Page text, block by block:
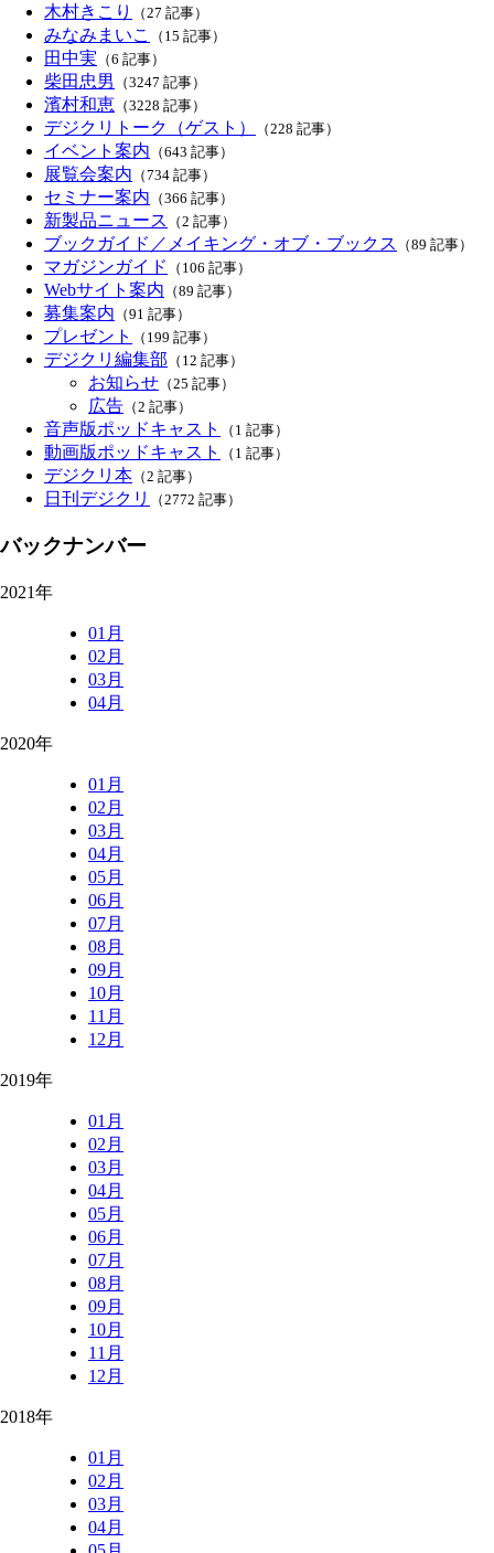
木村きこり （27 記事）
みなみまいこ （15 記事）
田中実 （6 記事）
柴田忠男 （3247 記事）
濱村和恵 （3228 記事）
デジクリトーク（ゲスト） （228 記事）
イベント案内 （643 記事）
展覧会案内 （734 記事）
セミナー案内 （366 記事）
新製品ニュース （2 記事）
ブックガイド／メイキング・オブ・ブックス （89 記事）
マガジンガイド （106 記事）
Webサイト案内 （89 記事）
募集案内 （91 記事）
プレゼント （199 記事）
デジクリ編集部 （12 記事）
お知らせ （25 記事）
広告 （2 記事）
音声版ポッドキャスト （1 記事）
動画版ポッドキャスト （1 記事）
デジクリ本 （2 記事）
日刊デジクリ （2772 記事）
バックナンバー
2021年
01月
02月
03月
04月
2020年
01月
02月
03月
04月
05月
06月
07月
08月
09月
10月
11月
12月
2019年
01月
02月
03月
04月
05月
06月
07月
08月
09月
10月
11月
12月
2018年
01月
02月
03月
04月